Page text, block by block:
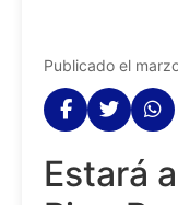
Publicado el
Estará